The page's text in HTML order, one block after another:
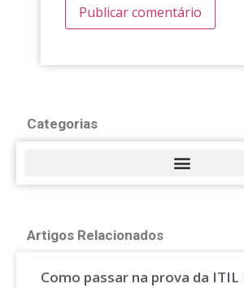
Categorias
Artigos Relacionados
Como passar na prova da